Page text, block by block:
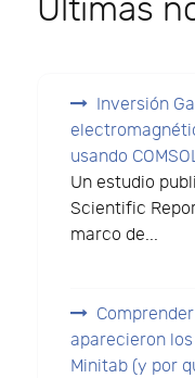
Últimas
Inversión
usando
Un estudio
Scientific
marco de...
aparecieron
Minitab (y por